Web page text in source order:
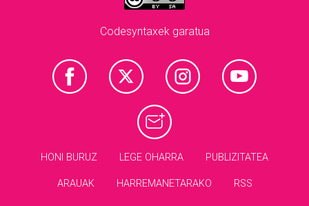
Codesyntaxek garatua
HONI BURUZ LEGE OHARRA PUBLIZITATEA
ARAUAK HARREMANETARAKO RSS